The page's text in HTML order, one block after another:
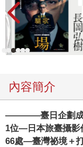
內容簡介
————臺日企劃成
1位—日本旅臺攝影
66處—臺灣祕境＋